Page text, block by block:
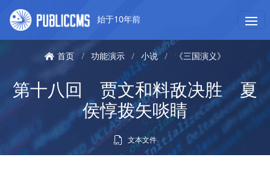
始于10年前
首页 / 功能演示 / 小说 / 《三国演义》
第十八回 贾文和料敌决胜 夏
侯惇拨矢啖睛
文本文件